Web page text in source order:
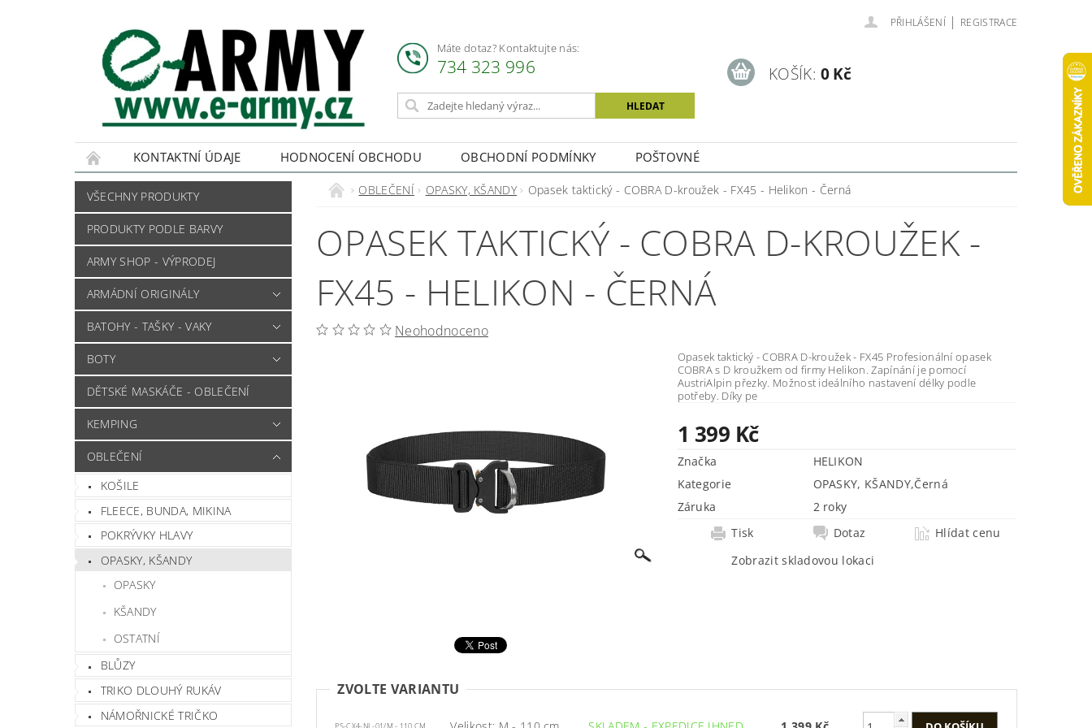
Máte dotaz? Kontaktujte nás:
734 323 996
PŘIHLÁŠENÍ | REGISTRACE
KOŠÍK: 0 Kč
KONTAKTNÍ ÚDAJE HODNOCENÍ OBCHODU OBCHODNÍ PODMÍNKY POŠTOVNÉ
VŠECHNY PRODUKTY
PRODUKTY PODLE BARVY
ARMY SHOP - VÝPRODEJ
ARMÁDNÍ ORIGINÁLY
BATOHY - TAŠKY - VAKY
BOTY
DĚTSKÉ MASKÁČE - OBLEČENÍ
KEMPING
OBLEČENÍ
KOŠILE
FLEECE, BUNDA, MIKINA
POKRÝVKY HLAVY
OPASKY, KŠANDY
OPASKY
KŠANDY
OSTATNÍ
BLŮZY
TRIKO DLOUHÝ RUKÁV
NÁMOŘNICKÉ TRIČKO
OBLEČENÍ OPASKY, KŠANDY Opasek taktický - COBRA D-kroužek - FX45 - Helikon - Černá
OPASEK TAKTICKÝ - COBRA D-KROUŽEK -
FX45 - HELIKON - ČERNÁ
Neohodnoceno
Opasek taktický - COBRA D-kroužek - FX45 Profesionální opasek
COBRA s D kroužkem od firmy Helikon. Zapínání je pomocí
AustriAlpin přezky. Možnost ideálního nastavení délky podle
potřeby. Díky pe
1 399 Kč
Značka
HELIKON
Kategorie
OPASKY, KŠANDY,Černá
Záruka
2 roky
Tisk
Dotaz
Hlídat cenu
Zobrazit skladovou lokaci
ZVOLTE VARIANTU